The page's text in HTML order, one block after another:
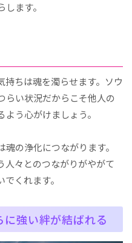
ます。
ちは魂を濁らせます。ソウ
らい状況だからこそ他人の
う心がけましょう。
の浄化につながります。
人々とのつながりがやがて
くれます。
強い絆が結ばれる